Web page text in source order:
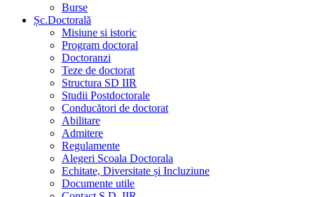
Burse
Șc.Doctorală
Misiune si istoric
Program doctoral
Doctoranzi
Teze de doctorat
Structura SD IIR
Studii Postdoctorale
Conducători de doctorat
Abilitare
Admitere
Regulamente
Alegeri Scoala Doctorala
Echitate, Diversitate și Incluziune
Documente utile